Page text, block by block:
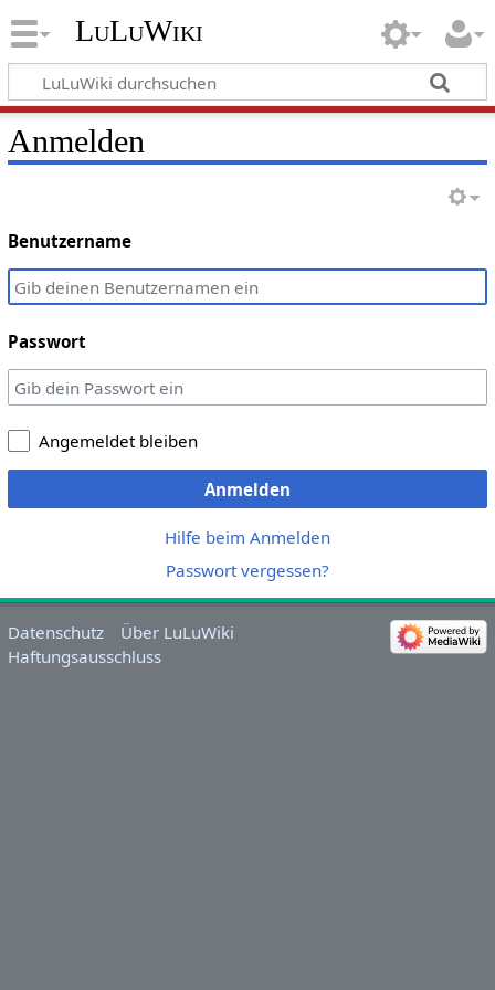
LuLuWiki
Anmelden
Benutzername
Passwort
Angemeldet bleiben
Anmelden
Hilfe beim Anmelden
Passwort vergessen?
Datenschutz
Über LuLuWiki
Haftungsausschluss